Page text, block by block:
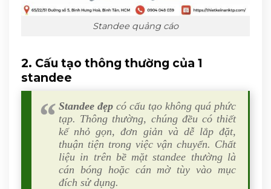
Standee quảng cáo
2. Cấu tạo thông thường của 1
standee
Standee đẹp có cấu tạo không quá phức
tạp. Thông thường, chúng đều có thiết
kế nhỏ gọn, đơn giản và dễ lắp đặt,
thuận tiện trong việc vận chuyển. Chất
liệu in trên bề mặt standee thường là
cán bóng hoặc cán mờ tùy vào mục
đích sử dụng.